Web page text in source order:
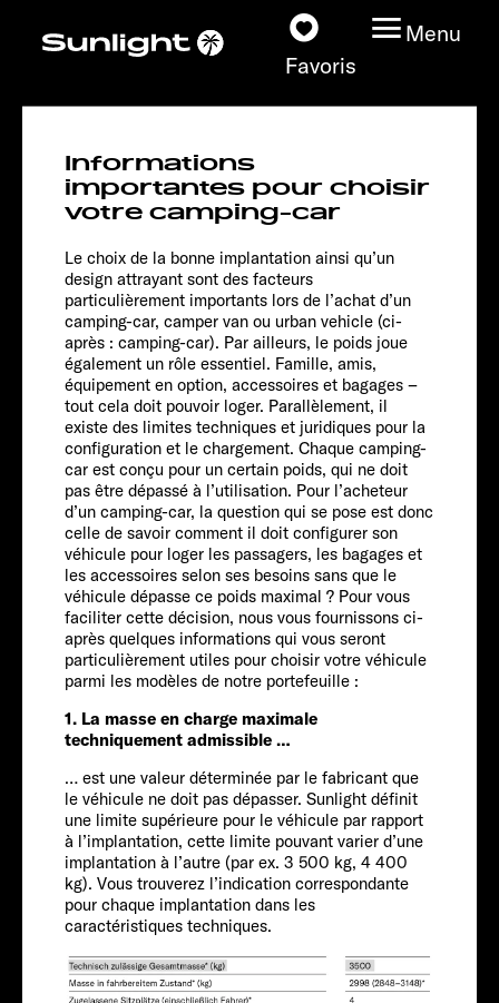
Favoris
Menu
Nos modèles
Configurateur
Recherchez votre
Sunlight
Nos concessionnaires
Découvrir
Service
Informations
importantes pour choisir
votre camping-car
Le choix de la bonne implantation ainsi qu’un
design attrayant sont des facteurs
particulièrement importants lors de l’achat d’un
camping-car, camper van ou urban vehicle (ci-
après : camping-car). Par ailleurs, le poids joue
également un rôle essentiel. Famille, amis,
équipement en option, accessoires et bagages –
tout cela doit pouvoir loger. Parallèlement, il
existe des limites techniques et juridiques pour la
configuration et le chargement. Chaque camping-
car est conçu pour un certain poids, qui ne doit
pas être dépassé à l’utilisation. Pour l’acheteur
d’un camping-car, la question qui se pose est donc
celle de savoir comment il doit configurer son
véhicule pour loger les passagers, les bagages et
les accessoires selon ses besoins sans que le
véhicule dépasse ce poids maximal ? Pour vous
faciliter cette décision, nous vous fournissons ci-
après quelques informations qui vous seront
particulièrement utiles pour choisir votre véhicule
parmi les modèles de notre portefeuille :
1. La masse en charge maximale
techniquement admissible …
… est une valeur déterminée par le fabricant que
le véhicule ne doit pas dépasser. Sunlight définit
une limite supérieure pour le véhicule par rapport
à l’implantation, cette limite pouvant varier d’une
implantation à l’autre (par ex. 3 500 kg, 4 400
kg). Vous trouverez l’indication correspondante
pour chaque implantation dans les
caractéristiques techniques.
T 690 LAdventure
Chassis
FORD
Tarif à partir de
Personnes
4-5
Taille